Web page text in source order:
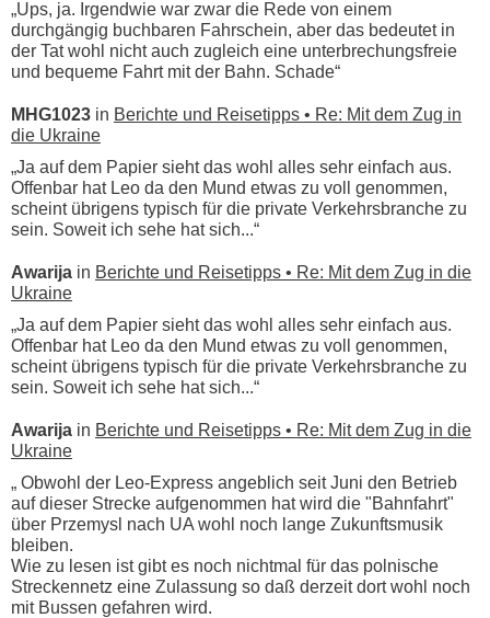
„Ups, ja. Irgendwie war zwar die Rede von einem
durchgängig buchbaren Fahrschein, aber das bedeutet in
der Tat wohl nicht auch zugleich eine unterbrechungsfreie
und bequeme Fahrt mit der Bahn. Schade“
MHG1023 in Berichte und Reisetipps • Re: Mit dem Zug in
die Ukraine
„Ja auf dem Papier sieht das wohl alles sehr einfach aus.
Offenbar hat Leo da den Mund etwas zu voll genommen,
scheint übrigens typisch für die private Verkehrsbranche zu
sein. Soweit ich sehe hat sich...“
Awarija in Berichte und Reisetipps • Re: Mit dem Zug in die
Ukraine
„Ja auf dem Papier sieht das wohl alles sehr einfach aus.
Offenbar hat Leo da den Mund etwas zu voll genommen,
scheint übrigens typisch für die private Verkehrsbranche zu
sein. Soweit ich sehe hat sich...“
Awarija in Berichte und Reisetipps • Re: Mit dem Zug in die
Ukraine
„ Obwohl der Leo-Express angeblich seit Juni den Betrieb
auf dieser Strecke aufgenommen hat wird die "Bahnfahrt"
über Przemysl nach UA wohl noch lange Zukunftsmusik
bleiben.
Wie zu lesen ist gibt es noch nichtmal für das polnische
Streckennetz eine Zulassung so daß derzeit dort wohl noch
mit Bussen gefahren wird.